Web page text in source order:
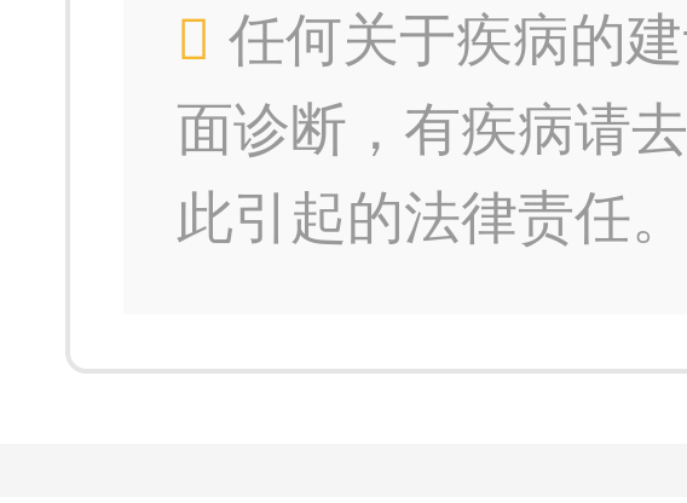
任何关于疾病的
面诊断，有疾病请
此引起的法律责任。